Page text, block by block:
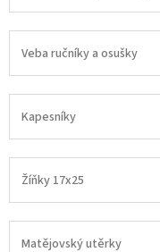
Veba ručníky a osušky
Kapesníky
Žíňky 17x25
Matějovský utěrky